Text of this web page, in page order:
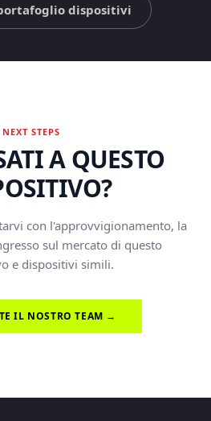
dispositivi
NEXT STEPS
A QUESTO
con l'approvvigionamento, la
sul mercato di questo
e dispositivi simili.
IL NOSTRO TEAM →